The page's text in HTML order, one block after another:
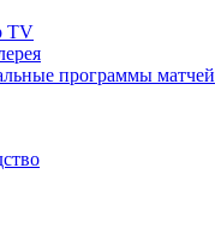
TV
программы матчей